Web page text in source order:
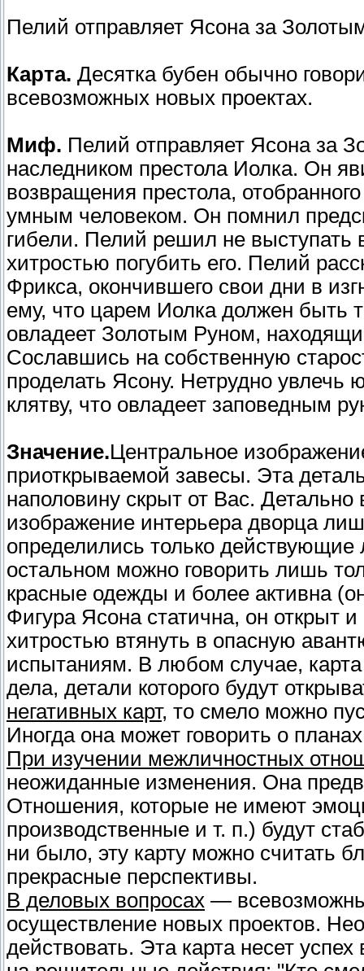
Пелий отправляет Ясона за
Карта. Десятка бубен обычно
всевозможных новых проектах.
Миф. Пелий отправляет Ясона за
наследником престола Иолка. Он
возвращения престола,
умным человеком. Он помнил
гибели. Пелий решил не
хитростью погубить его. Пелий
Фрикса, окончившего свои дни в
ему, что царем Иолка должен быть
овладеет Золотым Руном,
Сославшись на собственную
проделать Ясону. Нетрудно увлечь
клятву, что овладеет заповедным
Значение.Центральное
приоткрываемой завесы. Эта
наполовину скрыт от Вас.
изображение интерьера дворца
определились только
остальном можно говорить лишь
красные одежды и более активна
Фигура Ясона статична, он открыт
хитростью втянуть в опасную
испытаниям. В любом случае, карта
дела, детали которого будут
негативных карт, то смело можно
Иногда она может говорить о
При изучении межличностных
неожиданные изменения. Она
Отношения, которые не имеют
производственные и т. п.) будут
ни было, эту карту можно считать
прекрасные перспективы.
В деловых вопросах —
осуществление новых проектов.
действовать. Эта карта несет